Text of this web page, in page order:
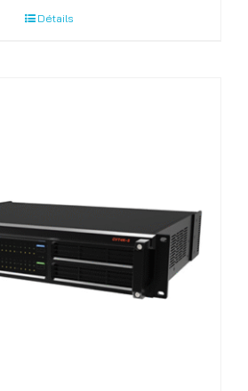
Détails